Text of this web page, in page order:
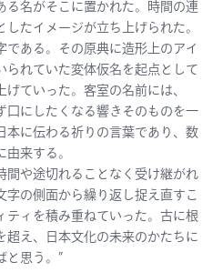
る名がそこに置かれた。時間の連
たイメージが立ち上げられた。
ある。その原典に造形上のアイ
られていた変体仮名を起点として
ていった。客室の名前には、
口にしたくなる響きそのものを一
本に伝わる祈りの言葉であり、数
来する。
間や途切れることなく受け継がれ
字の側面から繰り返し捉え直すこ
ティを積み重ねていった。古に根
超え、日本文化の未来のかたちに
と思う。”